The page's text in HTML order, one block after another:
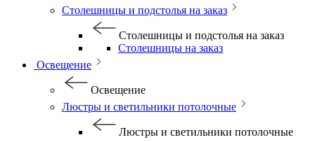
Столешницы и подстолья на заказ
Столешницы и подстолья на заказ
Столешницы на заказ
Освещение
Освещение
Люстры и светильники потолочные
Люстры и светильники потолочные